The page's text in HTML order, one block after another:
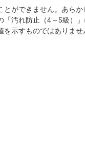
ができません。あら
汚れ防止（4～5級）
示すものではありませ